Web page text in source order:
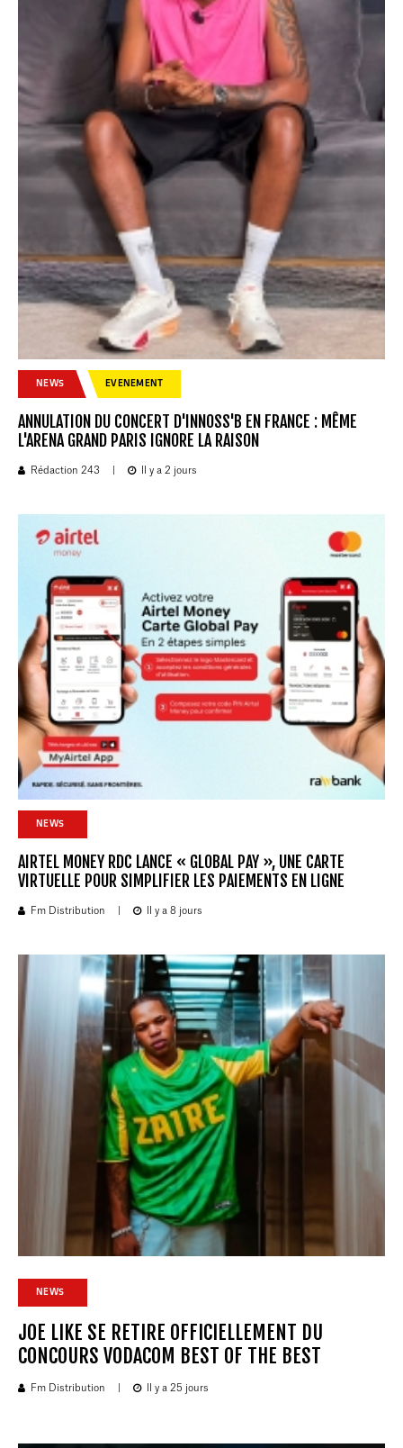
NEWS EVENEMENT
ANNULATION DU CONCERT D'INNOSS'B EN FRANCE : MÊME
L'ARENA GRAND PARIS IGNORE LA RAISON
Rédaction 243 Il y a 2 jours
NEWS
AIRTEL MONEY RDC LANCE « GLOBAL PAY », UNE CARTE
VIRTUELLE POUR SIMPLIFIER LES PAIEMENTS EN LIGNE
Fm Distribution Il y a 8 jours
NEWS
JOE LIKE SE RETIRE OFFICIELLEMENT DU
CONCOURS VODACOM BEST OF THE BEST
Fm Distribution Il y a 25 jours